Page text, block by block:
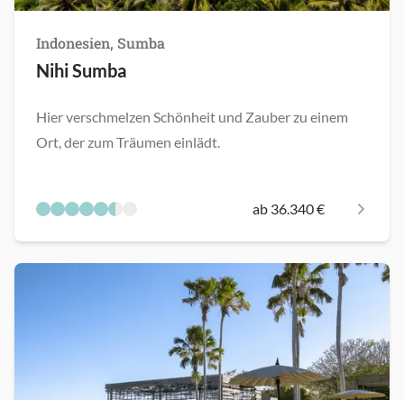
Indonesien, Sumba
Nihi Sumba
Hier verschmelzen Schönheit und Zauber zu einem
Ort, der zum Träumen einlädt.
ab 36.340 €